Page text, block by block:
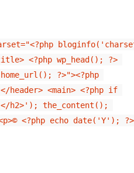
<?php wp_head(); ?>
?>"><?php
<main> <?php if
h2>'); the_content();
<?php echo date('Y');